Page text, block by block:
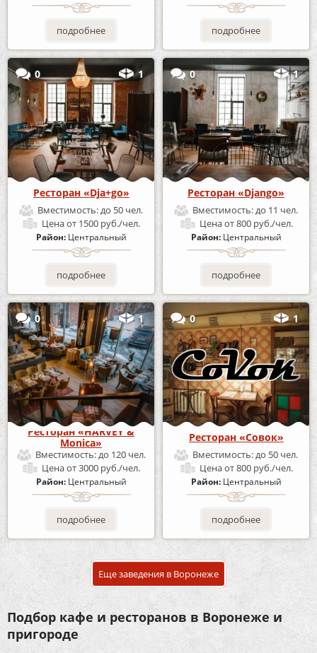
подробнее подробнее
0 1
Ресторан «Dja+go»
Вместимость:до 50 чел.
Ценаот 1500 руб./чел.
Район: Центральный
подробнее
0 1
Ресторан «Django»
Вместимость:до 11 чел.
Ценаот 800 руб./чел.
Район: Центральный
подробнее
0 1
Ресторан «HARVEY &
Monica»
Вместимость:до 120 чел.
Ценаот 3000 руб./чел.
Район: Центральный
подробнее
0 1
Ресторан «Совок»
Вместимость:до 50 чел.
Ценаот 800 руб./чел.
Район: Центральный
подробнее
Еще заведения в Воронеже
Подбор кафе и ресторанов в Воронеже и
пригороде